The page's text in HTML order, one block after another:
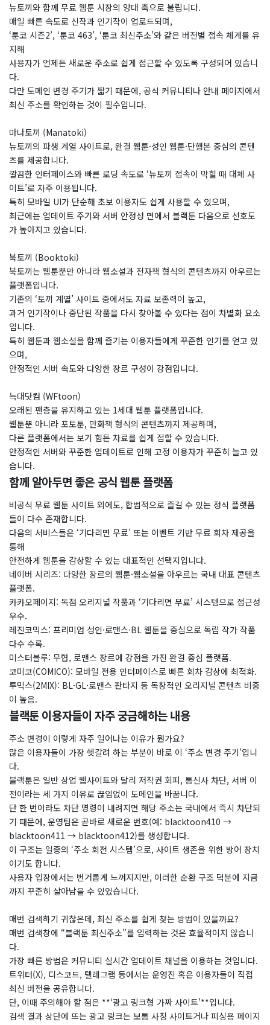
뉴토끼와 함께 무료 웹툰 시장의 양대 축으로 불립니다.
매일 빠른 속도로 신작과 인기작이 업로드되며,
‘툰코 시즌2’, ‘툰코 463’, ‘툰코 최신주소’와 같은 버전별 접속 체계를 유
지해
사용자가 언제든 새로운 주소로 쉽게 접근할 수 있도록 구성되어 있습니
다.
다만 도메인 변경 주기가 짧기 때문에, 공식 커뮤니티나 안내 페이지에서
최신 주소를 확인하는 것이 필수입니다.
마나토끼 (Manatoki)
뉴토끼의 파생 계열 사이트로, 완결 웹툰·성인 웹툰·단행본 중심의 콘텐
츠를 제공합니다.
깔끔한 인터페이스와 빠른 로딩 속도로 ‘뉴토끼 접속이 막힐 때 대체 사
이트’로 자주 이용됩니다.
특히 모바일 UI가 단순해 초보 이용자도 쉽게 사용할 수 있으며,
최근에는 업데이트 주기와 서버 안정성 면에서 블랙툰 다음으로 선호도
가 높아지고 있습니다.
북토끼 (Booktoki)
북토끼는 웹툰뿐만 아니라 웹소설과 전자책 형식의 콘텐츠까지 아우르는
플랫폼입니다.
기존의 ‘토끼 계열’ 사이트 중에서도 자료 보존력이 높고,
과거 인기작이나 중단된 작품을 다시 찾아볼 수 있다는 점이 차별화 요소
입니다.
특히 웹툰과 웹소설을 함께 즐기는 이용자들에게 꾸준한 인기를 얻고 있
으며,
안정적인 서버 속도와 다양한 장르 구성이 강점입니다.
늑대닷컴 (WFtoon)
오래된 팬층을 유지하고 있는 1세대 웹툰 플랫폼입니다.
웹툰뿐 아니라 포토툰, 만화책 형식의 콘텐츠까지 제공하며,
다른 플랫폼에서는 보기 힘든 자료를 쉽게 접할 수 있습니다.
안정적인 서버와 꾸준한 업데이트로 인해 고정 이용자가 꾸준히 늘고 있
습니다.
​​함께 알아두면 좋은 공식 웹툰 플랫폼
​비공식 무료 웹툰 사이트 외에도, 합법적으로 즐길 수 있는 정식 플랫폼
들이 다수 존재합니다.
다음의 서비스들은 ‘기다리면 무료’ 또는 이벤트 기반 무료 회차 제공을
통해
안전하게 웹툰을 감상할 수 있는 대표적인 선택지입니다.
네이버 시리즈: 다양한 장르의 웹툰·웹소설을 아우르는 국내 대표 콘텐츠
플랫폼.
카카오페이지: 독점 오리지널 작품과 ‘기다리면 무료’ 시스템으로 접근성
우수.
레진코믹스: 프리미엄 성인·로맨스·BL 웹툰을 중심으로 독립 작가 작품
다수 수록.
미스터블루: 무협, 로맨스 장르에 강점을 가진 완결 중심 플랫폼.
코미코(COMICO): 모바일 전용 인터페이스로 빠른 회차 감상에 최적화.
투믹스(2MIX): BL·GL·로맨스 판타지 등 독창적인 오리지널 콘텐츠 비중
이 높음.
블랙툰 이용자들이 자주 궁금해하는 내용
주소 변경이 이렇게 자주 일어나는 이유가 뭔가요?
​많은 이용자들이 가장 헷갈려 하는 부분이 바로 이 ‘주소 변경 주기’입니
다.
블랙툰은 일반 상업 웹사이트와 달리 저작권 회피, 통신사 차단, 서버 이
전이라는 세 가지 이유로 끊임없이 도메인을 바꿉니다.
단 한 번이라도 차단 명령이 내려지면 해당 주소는 국내에서 즉시 차단되
기 때문에, 운영팀은 곧바로 새로운 번호(예: blacktoon410 →
blacktoon411 → blacktoon412)를 생성합니다.
이 구조는 일종의 ‘주소 회전 시스템’으로, 사이트 생존을 위한 방어 장치
이기도 합니다.
사용자 입장에서는 번거롭게 느껴지지만, 이러한 순환 구조 덕분에 지금
까지 꾸준히 살아남을 수 있었습니다.
매번 검색하기 귀찮은데, 최신 주소를 쉽게 찾는 방법이 있을까요?
​매번 검색창에 “블랙툰 최신주소”를 입력하는 것은 효율적이지 않습니
다.
가장 빠른 방법은 커뮤니티 실시간 업데이트 채널을 이용하는 것입니다.
트위터(X), 디스코드, 텔레그램 등에서는 운영진 혹은 이용자들이 직접
최신 버전을 공유합니다.
단, 이때 주의해야 할 점은 **‘광고 링크형 가짜 사이트’**입니다.
검색 결과 상단에 뜨는 광고 링크는 보통 사칭 사이트거나 피싱용 페이지